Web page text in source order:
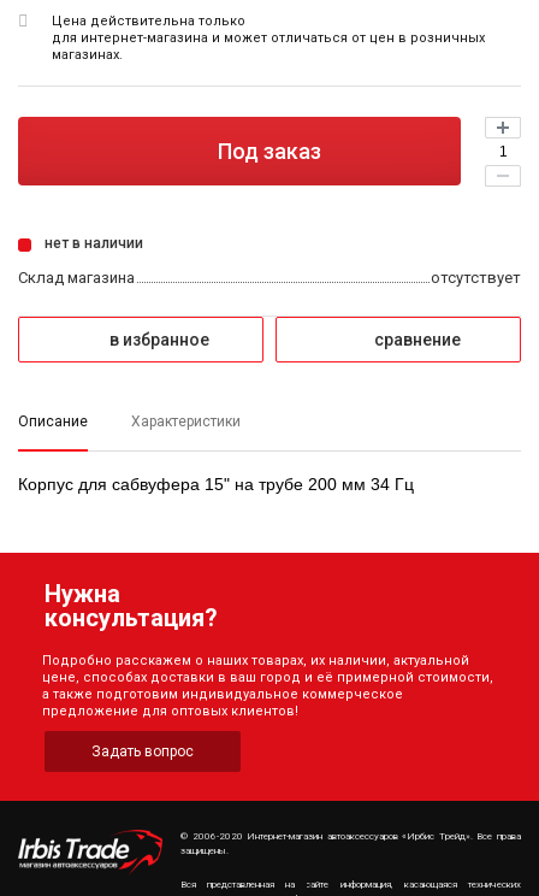
Цена действительна только
для интернет-магазина и может отличаться от цен в розничных
магазинах.
Под заказ
нет в наличии
Склад магазина отсутствует
в избранное сравнение
Описание Характеристики
Корпус для сабвуфера 15" на трубе 200 мм 34 Гц
Нужна
консультация?
Подробно расскажем о наших товарах, их наличии, актуальной
цене, способах доставки в ваш город и её примерной стоимости,
а также подготовим индивидуальное коммерческое
предложение для оптовых клиентов!
Задать вопрос
© 2006-2020 Интернет-магазин автоаксессуаров «Ирбис Трейд». Все права
защищены.
Вся представленная на сайте информация, касающаяся технических